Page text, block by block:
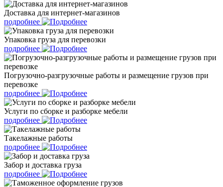
Доставка для интернет-магазинов
подробнее
Упаковка груза для перевозки
подробнее
Погрузочно-разгрузочные работы и размещение грузов при
перевозке
подробнее
Услуги по сборке и разборке мебели
подробнее
Такелажные работы
подробнее
Забор и доставка груза
подробнее